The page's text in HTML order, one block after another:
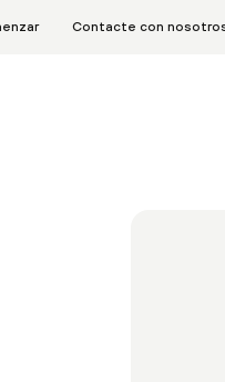
Contacte con